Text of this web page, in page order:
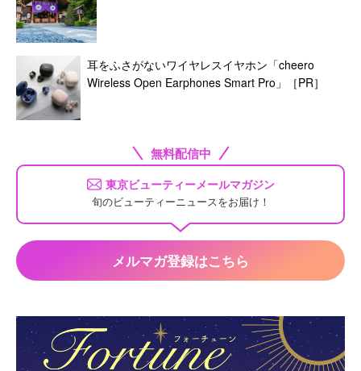
耳をふさがないワイヤレスイヤホン「cheero
Wireless Open Earphones Smart Pro」［PR］
無料配信中
東京ビューティーメールマガジン
旬のビューティーニュースをお届け！
メルマガ登録はこちら